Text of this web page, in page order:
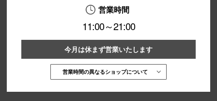
営業時間
11:00～21:00
今月は休まず営業いたします
営業時間の異なるショップについて